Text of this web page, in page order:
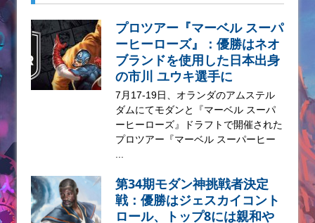
プロツアー『マーベル スーパ
ーヒーローズ』：優勝はネオ
ブランドを使用した日本出身
の市川 ユウキ選手に
7月17-19日、オランダのアムステル
ダムにてモダンと『マーベル スーパ
ーヒーローズ』ドラフトで開催された
プロツアー『マーベル スーパーヒー
...
第34期モダン神挑戦者決定
戦：優勝はジェスカイコント
ロール、トップ8には親和や